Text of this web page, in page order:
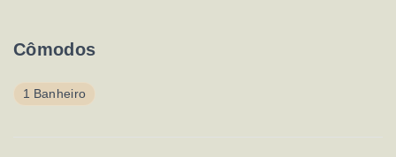
Cômodos
1 Banheiro